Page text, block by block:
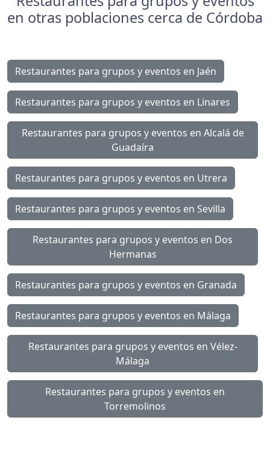
en otras poblaciones cerca de Córdoba
Restaurantes para grupos y eventos en Jaén
Restaurantes para grupos y eventos en Linares
Restaurantes para grupos y eventos en Alcalá de
Guadaíra
Restaurantes para grupos y eventos en Utrera
Restaurantes para grupos y eventos en Sevilla
Restaurantes para grupos y eventos en Dos
Hermanas
Restaurantes para grupos y eventos en Granada
Restaurantes para grupos y eventos en Málaga
Restaurantes para grupos y eventos en Vélez-
Málaga
Restaurantes para grupos y eventos en
Torremolinos